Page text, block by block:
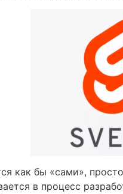
как бы «сами»,
в процесс